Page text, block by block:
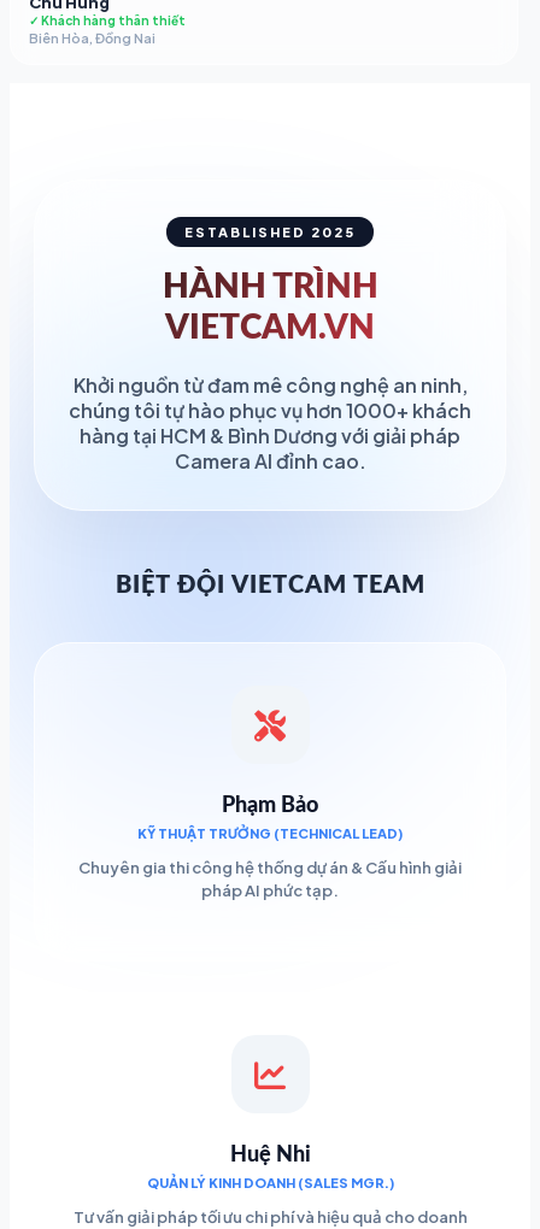
✓ Khách hàng thân thiết
Biên Hòa, Đồng Nai
ESTABLISHED 2025
HÀNH TRÌNH
VIETCAM.VN
Khởi nguồn từ đam mê công nghệ an ninh,
chúng tôi tự hào phục vụ hơn 1000+ khách
hàng tại HCM & Bình Dương với giải pháp
Camera AI đỉnh cao.
BIỆT ĐỘI VIETCAM TEAM
Phạm Bảo
KỸ THUẬT TRƯỞNG (TECHNICAL LEAD)
Chuyên gia thi công hệ thống dự án & Cấu hình giải
pháp AI phức tạp.
Huệ Nhi
QUẢN LÝ KINH DOANH (SALES MGR.)
Tư vấn giải pháp tối ưu chi phí và hiệu quả cho doanh